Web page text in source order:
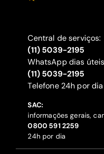
Central de serviços:
(11) 5039-2195
WhatsApp dias
(11) 5039-2195
‍Telefone 24h por dia
SAC:
informações gerais,
‍0800 591 2259
24h por dia